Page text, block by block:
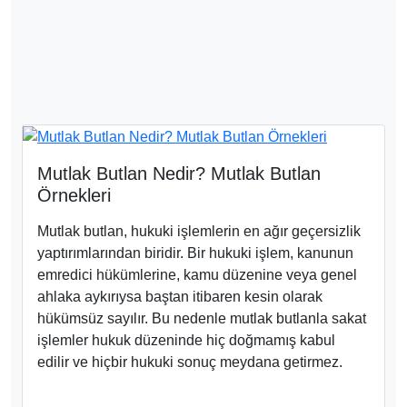
Mutlak Butlan Nedir? Mutlak Butlan
Örnekleri
Mutlak butlan, hukuki işlemlerin en ağır geçersizlik
yaptırımlarından biridir. Bir hukuki işlem, kanunun
emredici hükümlerine, kamu düzenine veya genel
ahlaka aykırıysa baştan itibaren kesin olarak
hükümsüz sayılır. Bu nedenle mutlak butlanla sakat
işlemler hukuk düzeninde hiç doğmamış kabul
edilir ve hiçbir hukuki sonuç meydana getirmez.